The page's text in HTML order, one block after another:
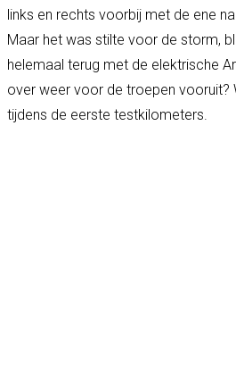
links en rechts voorbij met de ene
Maar het was stilte voor de storm,
helemaal terug met de elektrische
over weer voor de troepen vooruit?
tijdens de eerste testkilometers.